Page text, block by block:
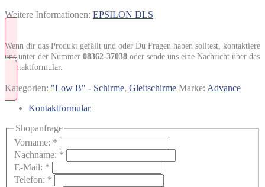
Weitere Informationen: EPSILON DLS
Wenn dir das Produkt gefällt und oder Du Fragen haben solltest, kontaktiere
uns unter der Nummer 08362-37038 oder sende uns eine Nachricht über das
Kontaktformular.
Kategorien: "Low B" - Schirme, Gleitschirme Marke: Advance
Kontaktformular
Shopanfrage
Vorname: *
Nachname: *
E-Mail: *
Telefon: *